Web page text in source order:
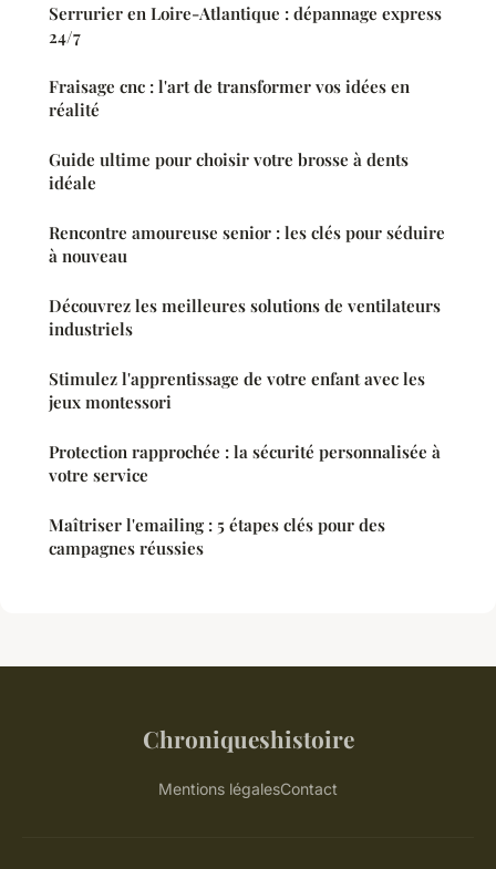
Serrurier en Loire-Atlantique : dépannage express
24/7
Fraisage cnc : l'art de transformer vos idées en
réalité
Guide ultime pour choisir votre brosse à dents
idéale
Rencontre amoureuse senior : les clés pour séduire
à nouveau
Découvrez les meilleures solutions de ventilateurs
industriels
Stimulez l'apprentissage de votre enfant avec les
jeux montessori
Protection rapprochée : la sécurité personnalisée à
votre service
Maîtriser l'emailing : 5 étapes clés pour des
campagnes réussies
Chroniqueshistoire
Mentions légalesContact